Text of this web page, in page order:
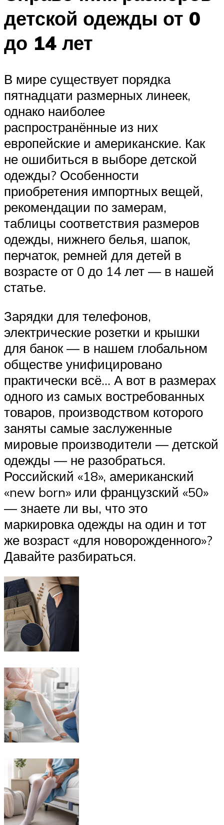
детской одежды от 0
до 14 лет
В мире существует порядка
пятнадцати размерных линеек,
однако наиболее
распространённые из них
европейские и американские. Как
не ошибиться в выборе детской
одежды? Особенности
приобретения импортных вещей,
рекомендации по замерам,
таблицы соответствия размеров
одежды, нижнего белья, шапок,
перчаток, ремней для детей в
возрасте от 0 до 14 лет — в нашей
статье.
Зарядки для телефонов,
электрические розетки и крышки
для банок — в нашем глобальном
обществе унифицировано
практически всё… А вот в размерах
одного из самых востребованных
товаров, производством которого
заняты самые заслуженные
мировые производители — детской
одежды — не разобраться.
Российский «18», американский
«new born» или французский «50»
— знаете ли вы, что это
маркировка одежды на один и тот
же возраст «для новорожденного»?
Давайте разбираться.